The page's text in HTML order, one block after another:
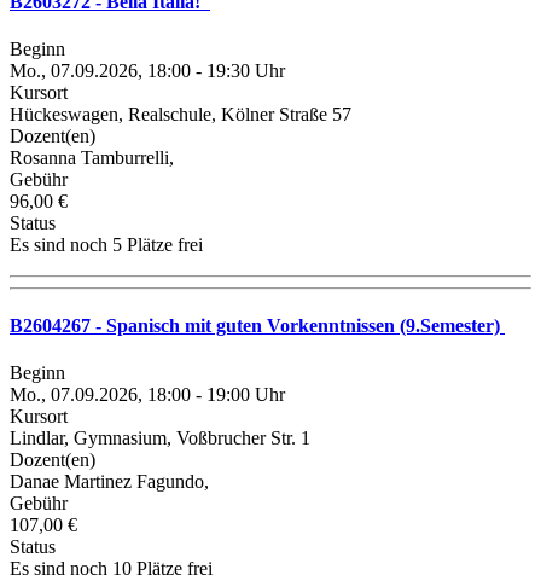
Beginn
Mo., 07.09.2026, 18:00 - 19:30 Uhr
Kursort
Hückeswagen, Realschule, Kölner Straße 57
Dozent(en)
Rosanna Tamburrelli,
Gebühr
96,00 €
Status
Es sind noch 5 Plätze frei
B2604267 - Spanisch mit guten Vorkenntnissen (9.Semester)
Beginn
Mo., 07.09.2026, 18:00 - 19:00 Uhr
Kursort
Lindlar, Gymnasium, Voßbrucher Str. 1
Dozent(en)
Danae Martinez Fagundo,
Gebühr
107,00 €
Status
Es sind noch 10 Plätze frei